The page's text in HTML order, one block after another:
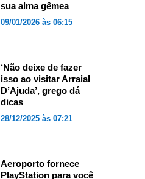
sua alma gêmea
09/01/2026 às 06:15
‘Não deixe de fazer
isso ao visitar Arraial
D’Ajuda’, grego dá
dicas
28/12/2025 às 07:21
Aeroporto fornece
PlayStation para você